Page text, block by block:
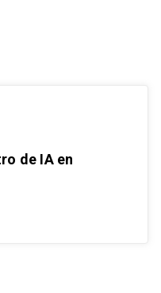
de IA en